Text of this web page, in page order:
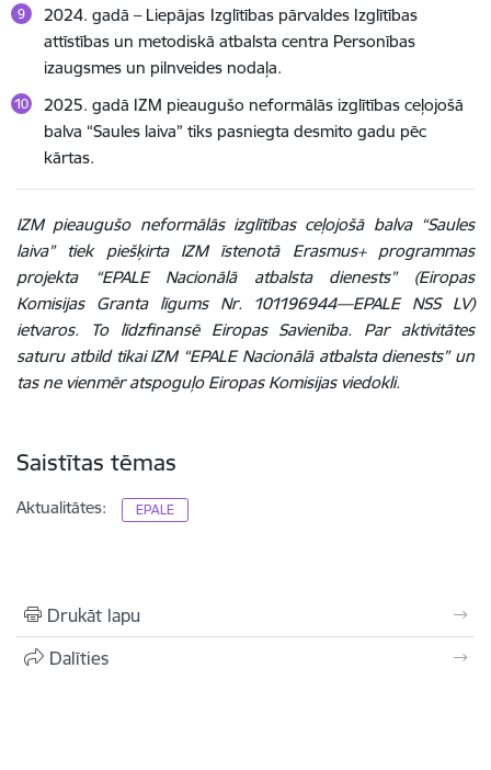
2024. gadā – Liepājas Izglītības pārvaldes Izglītības
attīstības un metodiskā atbalsta centra Personības
izaugsmes un pilnveides nodaļa.
2025. gadā IZM pieaugušo neformālās izglītības ceļojošā
balva “Saules laiva” tiks pasniegta desmito gadu pēc
kārtas.
IZM pieaugušo neformālās izglītības ceļojošā balva “Saules
laiva” tiek piešķirta IZM īstenotā Erasmus+ programmas
projekta “EPALE Nacionālā atbalsta dienests” (Eiropas
Komisijas Granta līgums Nr. 101196944—EPALE NSS LV)
ietvaros. To līdzfinansē Eiropas Savienība. Par aktivitātes
saturu atbild tikai IZM “EPALE Nacionālā atbalsta dienests” un
tas ne vienmēr atspoguļo Eiropas Komisijas viedokli.
Saistītas tēmas
Aktualitātes: EPALE
Drukāt lapu
Dalīties